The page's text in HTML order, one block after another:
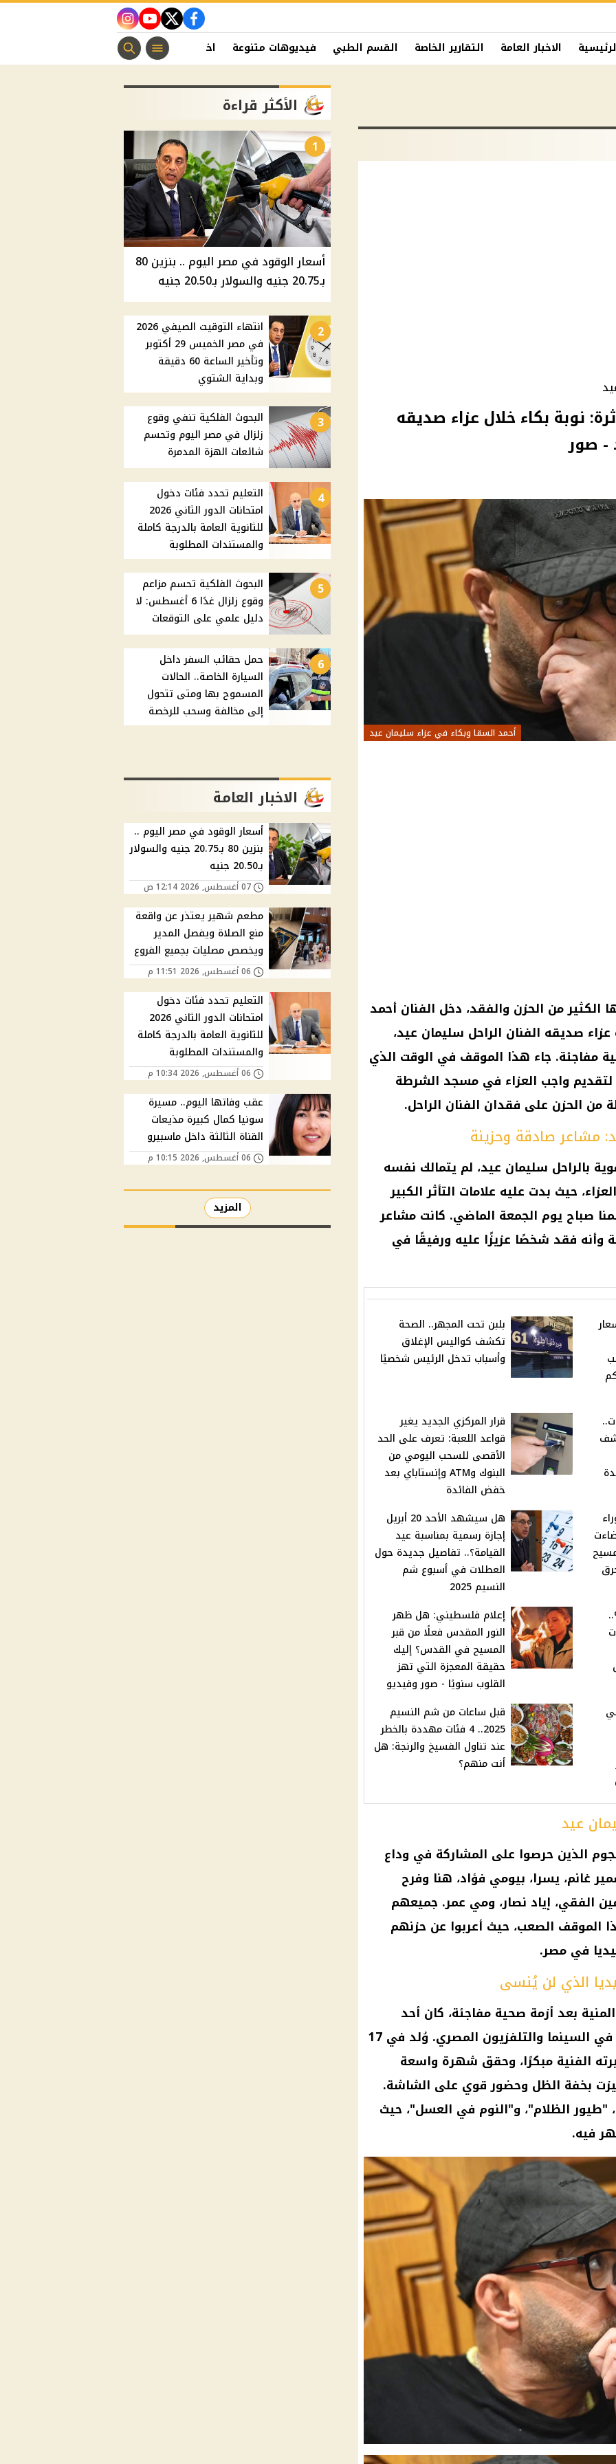
facebook
twitter
youtube
instagram
الاخبار العامة التقارير الخاصة القسم الطبي فيديوهات متنوعة اخبار الفن منوعات مسيحية
نوبة بكاء خلال عزاء صديقه
- صور
أحمد السقا وبكاء في عزاء سليمان عيد
من الحزن والفقد، دخل الفنان أحمد
صديقه الفنان الراحل سليمان عيد،
مفاجئة. جاء هذا الموقف في الوقت الذي
لتقديم واجب العزاء في مسجد الشرطة
الحزن على فقدان الفنان الراحل.
مشاعر صادقة وحزينة
بالراحل سليمان عيد، لم يتمالك نفسه
حيث بدت عليه علامات التأثر الكبير
صباح يوم الجمعة الماضي. كانت مشاعر
وأنه فقد شخصًا عزيزًا عليه ورفيقًا في
كم
بلبن تحت المجهر.. الصحة
تكشف كواليس الإغلاق
وأسباب تدخل الرئيس شخصيًا
قرار المركزي الجديد يغير
قواعد اللعبة: تعرف على الحد
الأقصى للسحب اليومي من
البنوك وATM وإنستاباي بعد
خفض الفائدة
هل سيشهد الأحد 20 أبريل
إجازة رسمية بمناسبة عيد
القيامة؟.. تفاصيل جديدة حول
العطلات في أسبوع شم
النسيم 2025
إعلام فلسطيني: هل ظهر
النور المقدس فعلًا من قبر
المسيح في القدس؟ إليك
حقيقة المعجزة التي تهز
القلوب سنويًا - صور وفيديو
قبل ساعات من شم النسيم
2025.. 4 فئات مهددة بالخطر
عند تناول الفسيخ والرنجة: هل
أنت منهم؟
عيد
الذين حرصوا على المشاركة في وداع
غانم، يسرا، بيومي فؤاد، هنا وفرح
الفقي، إياد نصار، ومي عمر. جميعهم
الموقف الصعب، حيث أعربوا عن حزنهم
في مصر.
الذي لن يُنسى
بعد أزمة صحية مفاجئة، كان أحد
في السينما والتلفزيون المصري
. وُلد في 17
بدأ مسيرته الفنية مبكرًا، وحقق شهرة واسعة
بخفة الظل وحضور قوي على الشاشة.
"طيور الظلام"، و"النوم في العسل"، حيث
فيه.
الأكثر قراءة
1
أسعار الوقود في مصر اليوم .. بنزين 80
بـ20.75 جنيه والسولار بـ20.50 جنيه
2
انتهاء التوقيت الصيفي 2026
في مصر الخميس 29 أكتوبر
وتأخير الساعة 60 دقيقة
وبداية الشتوي
3
البحوث الفلكية تنفي وقوع
زلزال في مصر اليوم وتحسم
شائعات الهزة المدمرة
4
التعليم تحدد فئات دخول
امتحانات الدور الثاني 2026
للثانوية العامة بالدرجة كاملة
والمستندات المطلوبة
5
البحوث الفلكية تحسم مزاعم
وقوع زلزال غدًا 6 أغسطس: لا
دليل علمي على التوقعات
6
حمل حقائب السفر داخل
السيارة الخاصة.. الحالات
المسموح بها ومتى تتحول
إلى مخالفة وسحب للرخصة
الاخبار العامة
أسعار الوقود في مصر اليوم ..
بنزين 80 بـ20.75 جنيه والسولار
بـ20.50 جنيه
07 أغسطس, 2026 12:14 ص
مطعم شهير يعتذر عن واقعة
منع الصلاة ويفصل المدير
ويخصص مصليات بجميع الفروع
06 أغسطس, 2026 11:51 م
التعليم تحدد فئات دخول
امتحانات الدور الثاني 2026
للثانوية العامة بالدرجة كاملة
والمستندات المطلوبة
06 أغسطس, 2026 10:34 م
عقب وفاتها اليوم.. مسيرة
سونيا كمال كبيرة مذيعات
القناة الثالثة داخل ماسبيرو
06 أغسطس, 2026 10:15 م
المزيد